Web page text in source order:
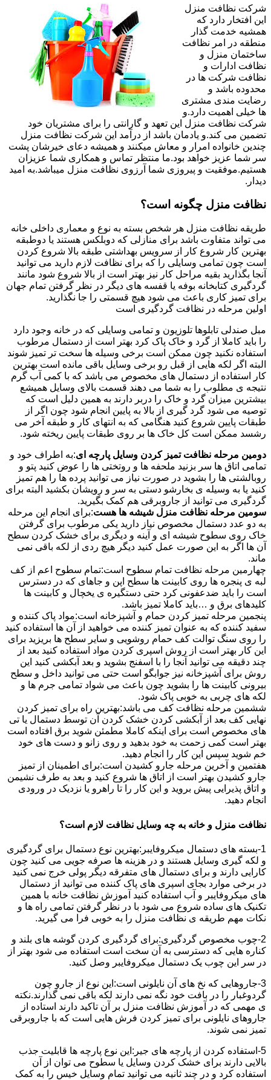
شرکت نظافت منزل
این افتخار دارد که
همشیه خدمت گذار
منطقه در امر نظافت
ساختمان منزل و
نظافت ادارات و
نظافت شرکت ها در
محدوده باشد و
رضایت مندی مشتری
ها خیلی اهمیت دارد.و
شرکت نظافت منزل این تعهد و گارانتی را برای مشتریان خود
تضمین می کند.و یادمان باشد از درآمد این شرکت نظافت منزل
چندین خانواده امرار و معاش میکنند و همیشه دعای خیرشان پشت
سر شما عزیز خواهد بود.ما منتظر تماس و همکاری شما عزیزان
هستیم.موفقیت و پیروزی شما آرزوی نظافت منزل میباشد.به امید
دیدار.
نظافت منزل چگونه است؟
طریقه نظافت منزل هر شخص بسته به نوع و معماری داخلی خانه
می تواند متفاوت باشد برای منازلی که دوبلکس هستند یا دوطبقه
بهترین کار شروع کار از سرویس بهداشتی طبقه بالا شروع کردن
است چون تمامی وسایلی را که برای نظافت لازم دارید می توانید
آنجا بگذارید بقیه مراحل کار نیز بهتر است از بالا شروع شود مانند
گردگیری کتابخانه بوفه یا قفسه های دیگر در نظر گرفتن تمام جهان
برای تمیز کاری باعث می شود هیچ قسمتی را جا نگذارید.
اولین مرحله در نظافت گردگیری است
مبل صندلی تابلوها تلوزیون و تمامی وسایلی که در خانه وجود دارد
را باید کاملا از گرد و خاک پاک کرد بهتر است از دستمال مرطوب
استفاده نکنید چون ممکن است برخی وسیله ها سخت تر تمیز شوند
البته اگر لکه هایی از قبل رو برخی وسایل باقی مانده است بهترین
کار استفاده از دستمال های مخصوص می باشد که با کمی آب گرم
نتیجه ی مطلوب را به شما می دهند قسمت بالای وسایل همیشع
بیشترین میزان گرد و خاک را دربر دارند به همین دلیل است که
توصیه می شود گرد گیری از بالا به پایین انجام شود چون اگر از
طبقات پایین شروع کنید هنگامی که به انتهای کار و طبقه آخر می
رشسد ممکن است کل خاک ها بر روی طبقات پایین ریخته شود.
دومین مرحله نظافت تمیز کردن وسایل پارچه ای:به اطراف خود و
تمامی اتاق ها سر بزنید ملحفه ها و روتختی ها را عوض کنید پتو و
روبالشتی ها را بشوید در صورت نیاز می توانید پرده ها را هم تمیز
کنید یا به وسیله ی بخارشو دستی به سر و رویشان بکشید البته برای
گردگیری می توانید از جاروبرقی هم کمک بگیرید.
سومین مرحله نظافت منزل شیشه ها هست:برای انجام این مرحله
به دو عدد دستمال مخصوص نیاز دارید یکی مرطوب برای گرفتن
خاک روی سطوح شیشه ای و آینه و دیگری برای خشک کردن سطح
آن ها اگر به این صورت عمل کنید دیگر هیچ ردی از لکه باقی نمی
ماند.
چهارمین مرحله نظافت تمام سطوح است:تمام سطوح اعم از کف
لبه ی پنجره ها روی کابینت ها سطح اپن و جاهای که در دسترس
است را باید ضدعفونی کرد حتی دستگیره ی یخچال و کابینت ها
کلیدهای برق و …باید کاملا تمیز باشد.
پنجمین مرحله تمیز کردن حمام و آشپزخانه است:مواد پاک کننده و
سفید کننده که به عنوان تمیز کننده می خواهید از آن ها استفاده کنید
را روی سنگ توالت کف حمام روشویی و سایر سطح ها بریزید برای
این کار بهتر است از روش اسپری کردن مواد استفاده کنید بعد از
چند دقیقه می توانید آنجا را با اسفنج بشوید و بعد آبکشی کنید این
روش برای آشپزخانه نیز جوابگو است حتی می توانید داخل و سطح
بیرونی کابینت ها را بشوید چون باعث می شواد تمامی جرم ها و
لکه های چربی به خوبی پاک شود.
ششمین مرحله نظافت کف می باشد:بهترین راه برای تمیز کردن
نهایی کف بعد از آبکشی کردن خشک کردن آن توسط دستمال یا تی
های مخصوص است برای اینکه کاملا مطمئن شوید برق افتاده است
بهتر است کمی زحمت به خود بدهید و روی زانو و دست های خود
خم شوید سپس این کار را انجام دهید.
هفتمین و آخرین مرحله جارو کشیدن است:برای اطمینان از تمیز
جارو کشیدن بهتر است از اتاق ها شروع کنید و بعد به طرف نشیمن
و اتاق پذیرایی پیش بروید و این کار را تا راهرو یا نزدیک در ورودی
انجام دهید.
نظافت منزل و خانه به چه وسایل نظافت لازم است؟
1-بسته های دستمال میکروفایبر:بهترین نوع دستمال برای گردگیری
و لکه گیری وسایل هستند و در هزینه ها صرفه جویی می کنید چون
کارایی دارند و برای دستمال های متفرقه دیگر پولی خرج نمی کنید
در برخی موارد بجای اسپری های پاک کننده می توانید از دستمال
های میکروفایبر و آب استفاده کنید آموزش نظافت خانه با همین
تکنیک های ساده شروع می شود با در نظر گرفتن تمامی راه ها و
نکات مهم طریقه ی نظافت منزل را به خوبی فرا می گیرید.
2-چوب مخصوص گردگیری:برای گردگیری کردن گوشه های بلند و
کناره هایی که دسترسی به آن سخت است استفاده می شود بهتر از
در سر این چوب یک دستمال میکروفایبر وصل کنید.
3-جاروهایی که نخ های آن نایلونی است:این نوع از جارو چون
گردوغبار را در بافت خود نگه نمی دارند لکه باقی نمی گذارند.نکته
ی مهمی که در آموزش نظافت منزل بر آن تاکید دارند استاده از
جاروهای نایلونی برای تمیز کردن فرش هایی است که با جاروبرقی
تمیز نمی شوند.
5-استفاده کردن از پارچه های جیر:این نوع پارچه ها قابلیت جذب
بالایی دارند برای خشک کردن وسایل یا سطوح می توان از آن
استفاده کرد و در چند ثانیه می توانید تمام وسایل خیس را به کمک